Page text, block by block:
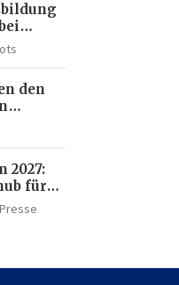
ots
den
2027:
für
Presse